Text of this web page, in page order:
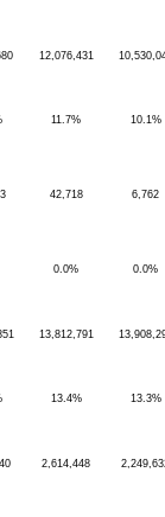
12,076,431
11.7% 10.1%
42,718 6,762
0.0% 0.0%
13,812,791
13.4% 13.3%
2,614,448